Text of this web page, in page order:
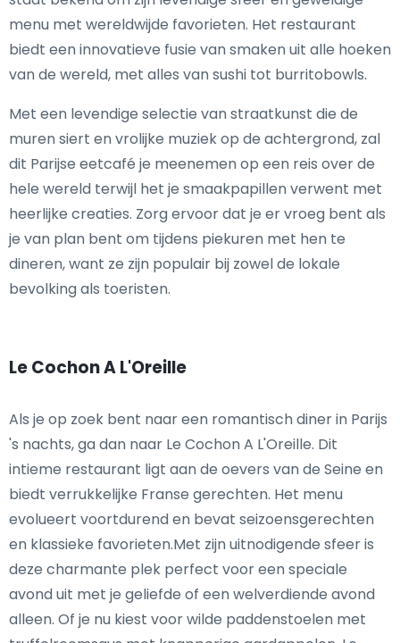
menu met wereldwijde favorieten. Het restaurant
biedt een innovatieve fusie van smaken uit alle hoeken
van de wereld, met alles van sushi tot burritobowls.
Met een levendige selectie van straatkunst die de
muren siert en vrolijke muziek op de achtergrond, zal
dit Parijse eetcafé je meenemen op een reis over de
hele wereld terwijl het je smaakpapillen verwent met
heerlijke creaties. Zorg ervoor dat je er vroeg bent als
je van plan bent om tijdens piekuren met hen te
dineren, want ze zijn populair bij zowel de lokale
bevolking als toeristen.
Le Cochon A L'Oreille
Als je op zoek bent naar een romantisch diner in Parijs
's nachts, ga dan naar Le Cochon A L'Oreille. Dit
intieme restaurant ligt aan de oevers van de Seine en
biedt verrukkelijke Franse gerechten. Het menu
evolueert voortdurend en bevat seizoensgerechten
en klassieke favorieten.Met zijn uitnodigende sfeer is
deze charmante plek perfect voor een speciale
avond uit met je geliefde of een welverdiende avond
alleen. Of je nu kiest voor wilde paddenstoelen met